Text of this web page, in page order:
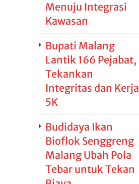
Menuju Integrasi
Kawasan
Bupati Malang
Lantik 166 Pejabat,
Tekankan
Integritas dan Kerja
5K
Budidaya Ikan
Bioflok Senggreng
Malang Ubah Pola
Tebar untuk Tekan